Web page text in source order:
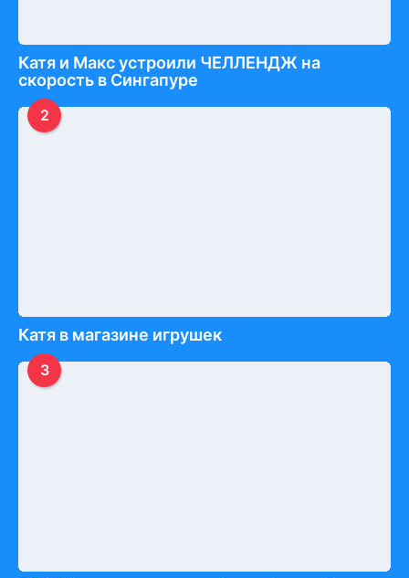
Катя и Макс устроили ЧЕЛЛЕНДЖ на
скорость в Сингапуре
2
Катя в магазине игрушек
3